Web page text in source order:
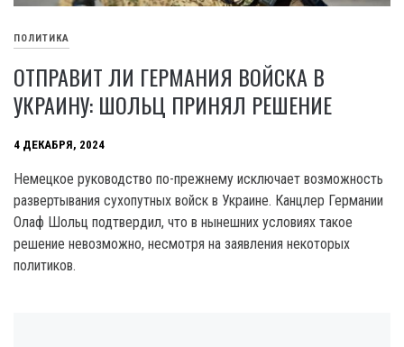
ПОЛИТИКА
ОТПРАВИТ ЛИ ГЕРМАНИЯ ВОЙСКА В
УКРАИНУ: ШОЛЬЦ ПРИНЯЛ РЕШЕНИЕ
4 ДЕКАБРЯ, 2024
Немецкое руководство по-прежнему исключает возможность
развертывания сухопутных войск в Украине. Канцлер Германии
Олаф Шольц подтвердил, что в нынешних условиях такое
решение невозможно, несмотря на заявления некоторых
политиков.